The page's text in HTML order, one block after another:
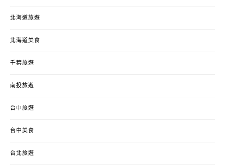
北海道旅遊
北海道美食
千葉旅遊
南投旅遊
台中旅遊
台中美食
台北旅遊